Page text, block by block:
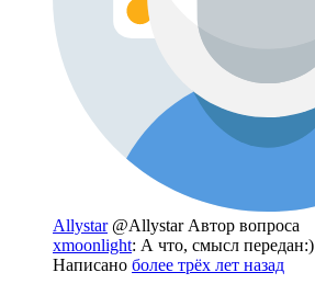
Allystar @Allystar Автор вопроса
xmoonlight: А что, смысл передан:)
Написано более трёх лет назад